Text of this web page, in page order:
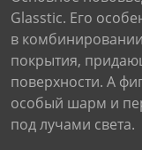
Glasstic. Его
в
покрытия,
поверхности. А
особый шарм и
под лучами света.